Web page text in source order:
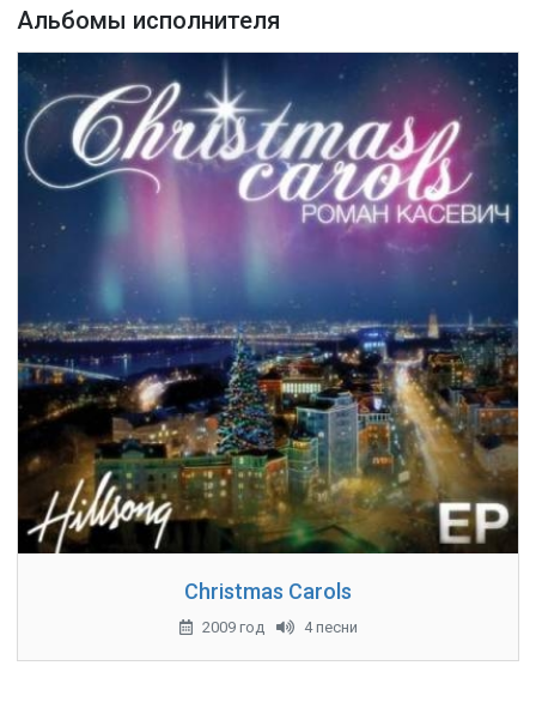
Альбомы исполнителя
Christmas Carols
2009 год 4 песни